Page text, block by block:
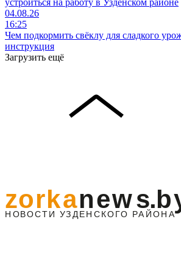
04.08.26
16:25
Чем подкормить свёклу для сладкого
инструкция
Загрузить ещё